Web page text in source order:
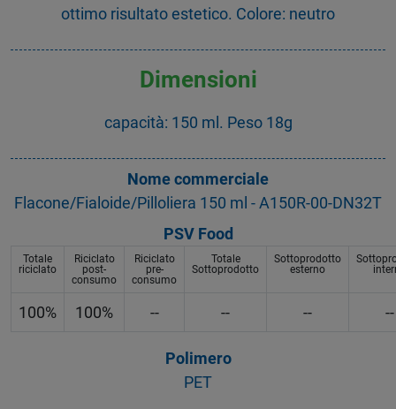
ottimo risultato estetico. Colore: neutro
Dimensioni
capacità: 150 ml. Peso 18g
Nome commerciale
Flacone/Fialoide/Pilloliera 150 ml - A150R-00-DN32T
PSV Food
Totale
riciclato
Riciclato
post-
consumo
Riciclato
pre-
consumo
Totale
Sottoprodotto
Sottoprodotto
esterno
100% 100% -- -- -- --
Polimero
PET